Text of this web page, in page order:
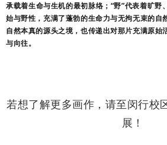
承载着生命与生机的最初脉络；“野”代表着旷野
始与野性，充满了蓬勃的生命力与无拘无束的自
自然本真的源头之境，也传递出对那片充满原始
与向往。
若想了解更多画作，请至闵行校
展！